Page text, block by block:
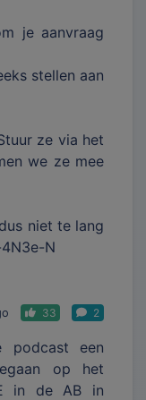
je aanvraag
stellen aan
ze via het
we ze mee
niet te lang
N
33 2
podcast een
op het
in de AB in